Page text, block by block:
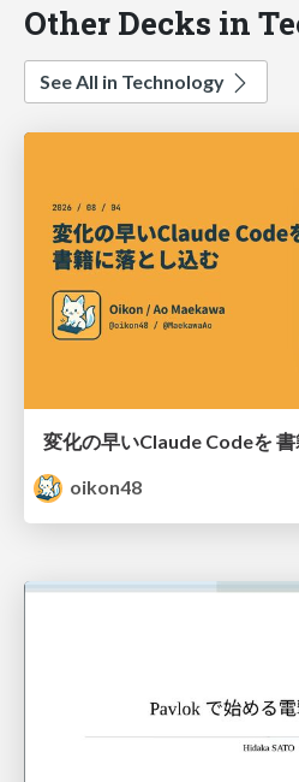
Other Decks in
See All in Technology
変化の早いClaude Codeを
oikon48